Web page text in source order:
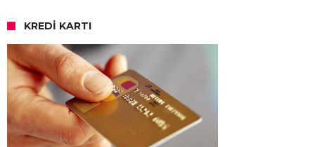
KREDI KARTI